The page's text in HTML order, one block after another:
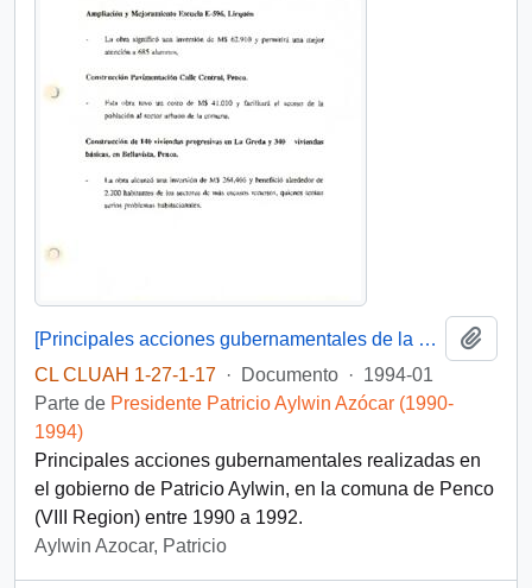
[Principales acciones gubernamentales de la comuna de Penco]
CL CLUAH 1-27-1-17 · Documento · 1994-01
Parte de Presidente Patricio Aylwin Azócar (1990-
1994)
Principales acciones gubernamentales realizadas en
el gobierno de Patricio Aylwin, en la comuna de Penco
(VIII Region) entre 1990 a 1992.
Aylwin Azocar, Patricio